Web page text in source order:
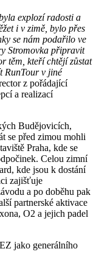
explozí radosti a
i v zimě, bylo přes
se nám podařilo ve
Stromovka připravit
těm, kteří chtějí zůstat
RunTour v jiné
z pořádající
a realizací
Budějovicích,
se před zimou mohli
Praha, kde se
Celou zimní
kde jsou k dostání
zajišťuje
a po doběhu pak
partnerské aktivace
O2 a jejich padel
jako generálního